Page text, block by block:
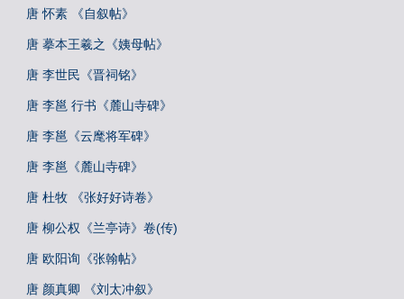
唐 怀素 《自叙帖》
唐 摹本王羲之《姨母帖》
唐 李世民《晋祠铭》
唐 李邕 行书《麓山寺碑》
唐 李邕《云麾将军碑》
唐 李邕《麓山寺碑》
唐 杜牧 《张好好诗卷》
唐 柳公权《兰亭诗》卷(传)
唐 欧阳询《张翰帖》
唐 颜真卿 《刘太冲叙》